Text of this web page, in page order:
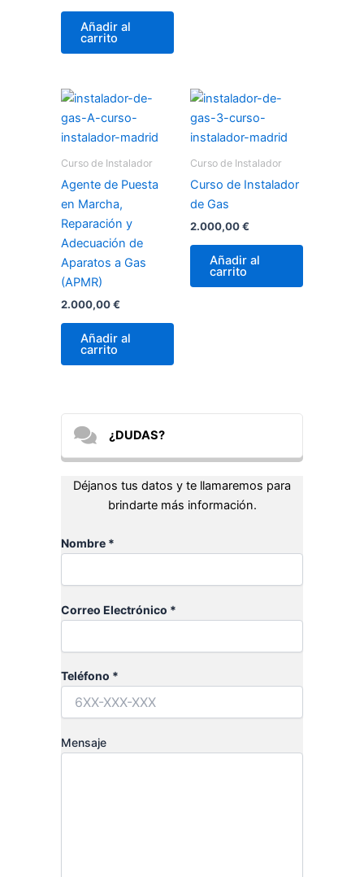
Añadir al
carrito
Curso de Instalador
Agente de Puesta
en Marcha,
Reparación y
Adecuación de
Aparatos a Gas
(APMR)
2.000,00€
Añadir al
carrito
Curso de Instalador
Curso de Instalador
de Gas
2.000,00€
Añadir al
carrito
¿DUDAS?
Déjanos tus datos y te llamaremos para
brindarte más información.
Nombre *
Correo Electrónico *
Teléfono *
Mensaje